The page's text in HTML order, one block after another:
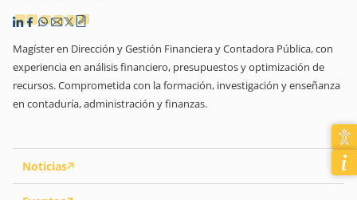
Noticias
Magíster en Dirección y Gestión Financiera y Contadora Pública, con
experiencia en análisis financiero, presupuestos y optimización de
recursos. Comprometida con la formación, investigación y enseñanza
en contaduría, administración y finanzas.